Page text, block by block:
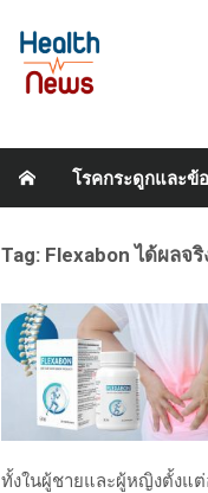
โรคกระดูกและข้อ
Tag: Flexabon ได้ผลจริ
ทั้งในผู้ชายและผู้หญิงตั้งแ